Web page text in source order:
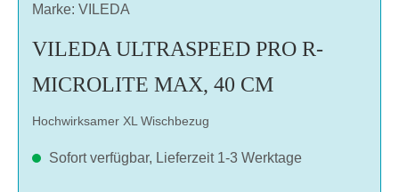
Marke: VILEDA
VILEDA ULTRASPEED PRO R-
MICROLITE MAX, 40 CM
Hochwirksamer XL Wischbezug
Sofort verfügbar, Lieferzeit 1-3 Werktage